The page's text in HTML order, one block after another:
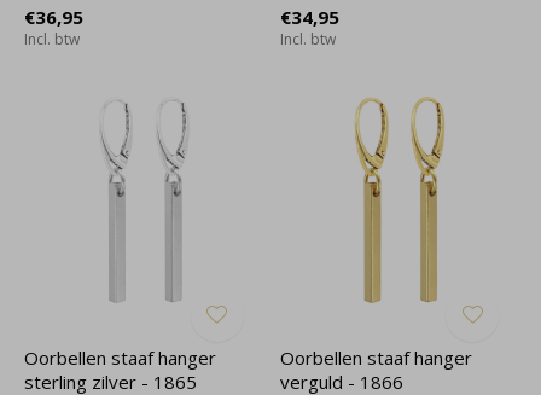
€36,95
Incl. btw
€34,95
Incl. btw
Oorbellen staaf hanger
sterling zilver - 1865
Oorbellen staaf hanger
verguld - 1866